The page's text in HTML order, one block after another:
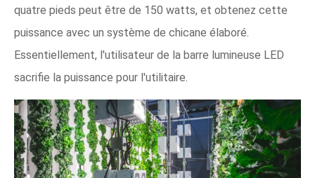
quatre pieds peut être de 150 watts, et obtenez cette
puissance avec un système de chicane élaboré.
Essentiellement, l'utilisateur de la barre lumineuse LED
sacrifie la puissance pour l'utilitaire.